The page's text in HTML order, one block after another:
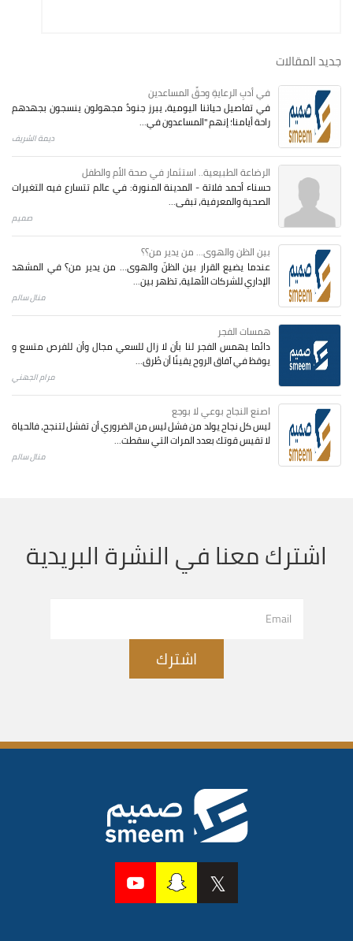
جديد المقالات
في أدبِ الرعايةِ وحقِّ المساعدين
في تفاصيل حياتنا اليومية، يبرز جنودٌ مجهولون ينسجون بجهدهم
راحة أيامنا؛ إنهم "المساعدون في...
ديمة الشريف
الرضاعة الطبيعية.. استثمار في صحة الأم والطفل
حسناء أحمد فلاتة - المدينة المنورة: في عالم تتسارع فيه التغيرات
الصحية والمعرفية، تبقى...
صميم
بين الظن والهوى... من يدير من؟؟
عندما يضيع القرار بين الظنّ والهوى… من يدير من؟ في المشهد
الإداري للشركات الأهلية، تظهر بين...
منال سالم
همسات الفجر
دائما يهمس الفجر لنا بأن لا زال للسعي مجال وأن للفرص متسع و
يوقظ في آفاق الروح يقينًا أن طُرق...
مرام الجهني
اصنع النجاح بوعي لا بوجع
ليس كل نجاح يولد من فشل ليس من الضروري أن تفشل لتنجح، فالحياة
لا تقيس قوتك بعدد المرات التي سقطت...
منال سالم
اشترك معنا في النشرة البريدية
اشترك